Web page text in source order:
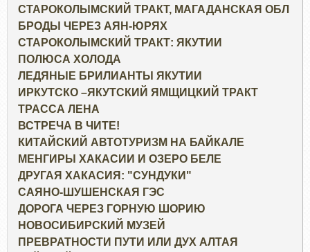
СТАРОКОЛЫМСКИЙ ТРАКТ, МАГАДАНСКАЯ ОБЛ
БРОДЫ ЧЕРЕЗ АЯН-ЮРЯХ
СТАРОКОЛЫМСКИЙ ТРАКТ: ЯКУТИИ
ПОЛЮСА ХОЛОДА
ЛЕДЯНЫЕ БРИЛИАНТЫ ЯКУТИИ
ИРКУТСКО –ЯКУТСКИЙ ЯМЩИЦКИЙ ТРАКТ
ТРАССА ЛЕНА
ВСТРЕЧА В ЧИТЕ!
КИТАЙСКИЙ АВТОТУРИЗМ НА БАЙКАЛЕ
МЕНГИРЫ ХАКАСИИ И ОЗЕРО БЕЛЕ
ДРУГАЯ ХАКАСИЯ: "СУНДУКИ"
САЯНО-ШУШЕНСКАЯ ГЭС
ДОРОГА ЧЕРЕЗ ГОРНУЮ ШОРИЮ
НОВОСИБИРСКИЙ МУЗЕЙ
ПРЕВРАТНОСТИ ПУТИ ИЛИ ДУХ АЛТАЯ